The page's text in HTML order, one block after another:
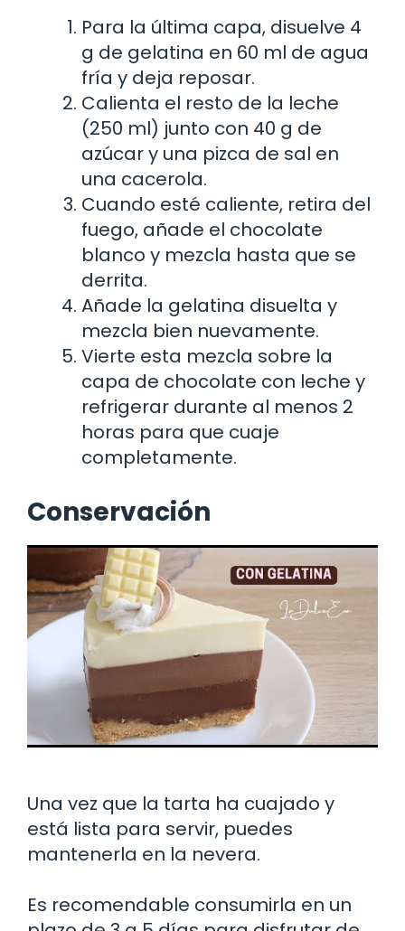
Para la última capa, disuelve 4
g de gelatina en 60 ml de agua
fría y deja reposar.
Calienta el resto de la leche
(250 ml) junto con 40 g de
azúcar y una pizca de sal en
una cacerola.
Cuando esté caliente, retira del
fuego, añade el chocolate
blanco y mezcla hasta que se
derrita.
Añade la gelatina disuelta y
mezcla bien nuevamente.
Vierte esta mezcla sobre la
capa de chocolate con leche y
refrigerar durante al menos 2
horas para que cuaje
completamente.
Conservación
Una vez que la tarta ha cuajado y
está lista para servir, puedes
mantenerla en la nevera.
Es recomendable consumirla en un